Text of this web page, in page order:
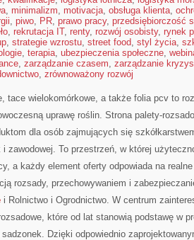
, minimalizm, motivacja, obsługa klienta,
, piwo, PR, prawo pracy, przedsiębiorczość
, rekrutacja IT, renty, rozwój osobisty, rynek
, strategie wzrostu, street food, styl życia,
, terapia, ubezpieczenia społeczne,
, zarządzanie czasem, zarządzanie
, zrównoważony rozwój
tace wielokomórkowe, a także folia pcv to
uprawę roślin. Strona palety-
dla osób zajmujących się
i zawodowej. To przestrzeń, w której
a każdy element oferty odpowiada na
rozsady, przechowywaniem i
i Rolnictwo i Ogrodnictwo. W centrum
które od lat stanowią podstawę w
Dzięki odpowiednio